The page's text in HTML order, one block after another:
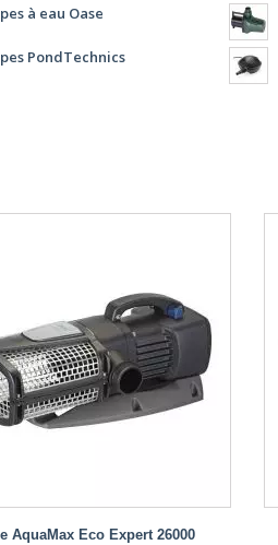
à eau Oase
PondTechnics
AquaMax Eco Expert 26000